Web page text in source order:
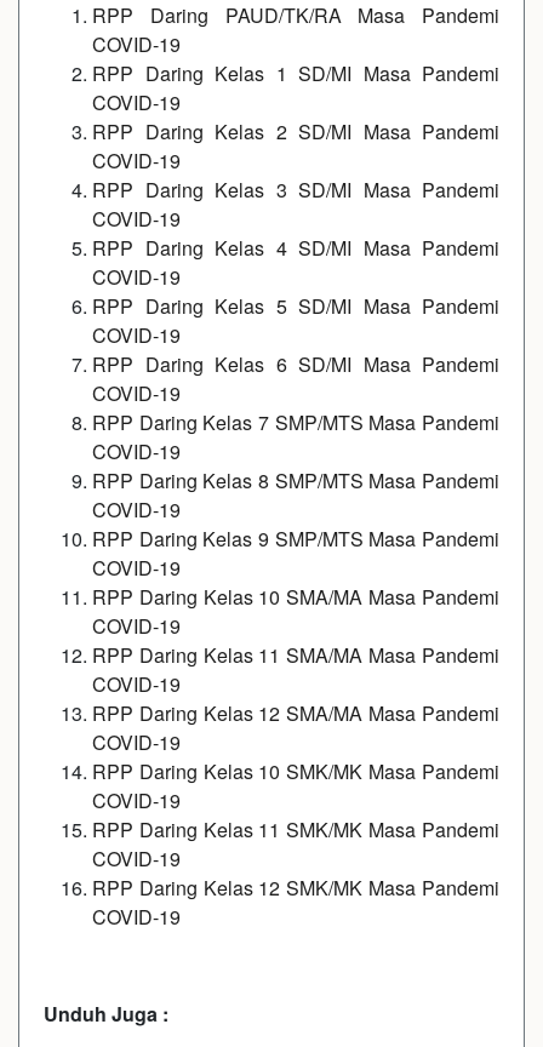
RPP Daring PAUD/TK/RA Masa Pandemi
COVID-19
RPP Daring Kelas 1 SD/MI Masa Pandemi
COVID-19
RPP Daring Kelas 2 SD/MI Masa Pandemi
COVID-19
RPP Daring Kelas 3 SD/MI Masa Pandemi
COVID-19
RPP Daring Kelas 4 SD/MI Masa Pandemi
COVID-19
RPP Daring Kelas 5 SD/MI Masa Pandemi
COVID-19
RPP Daring Kelas 6 SD/MI Masa Pandemi
COVID-19
RPP Daring Kelas 7 SMP/MTS Masa Pandemi
COVID-19
RPP Daring Kelas 8 SMP/MTS Masa Pandemi
COVID-19
RPP Daring Kelas 9 SMP/MTS Masa Pandemi
COVID-19
RPP Daring Kelas 10 SMA/MA Masa Pandemi
COVID-19
RPP Daring Kelas 11 SMA/MA Masa Pandemi
COVID-19
RPP Daring Kelas 12 SMA/MA Masa Pandemi
COVID-19
RPP Daring Kelas 10 SMK/MK Masa Pandemi
COVID-19
RPP Daring Kelas 11 SMK/MK Masa Pandemi
COVID-19
RPP Daring Kelas 12 SMK/MK Masa Pandemi
COVID-19
Unduh Juga :